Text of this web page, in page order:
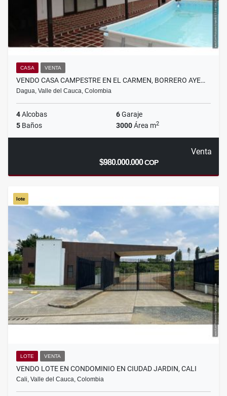
CASA VENTA
VENDO CASA CAMPESTRE EN EL CARMEN, BORRERO AYE…
Dagua, Valle del Cauca, Colombia
4Alcobas 6Garaje
5 Baños 3000Área m2
Venta
$980.000.000COP
lote
LOTE VENTA
VENDO LOTE EN CONDOMINIO EN CIUDAD JARDIN, CALI
Cali, Valle del Cauca, Colombia